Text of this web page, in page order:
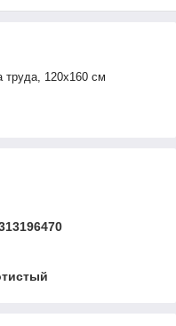
труда, 120х160 см